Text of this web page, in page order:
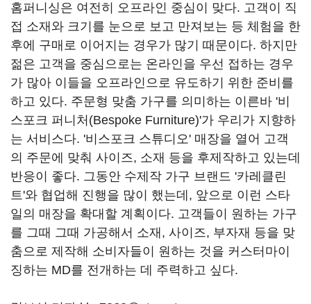
홈퍼니싱은 여전히 오프라인 중심이 맞다. 고객이 직
접 소재와 크기를 눈으로 보고 만져보는 등 체험을 한
후에 구매로 이어지는 경우가 많기 때문이다. 하지만
젊은 고객을 중심으로는 온라인을 우선 접하는 경우
가 많아 이들을 오프라인으로 유도하기 위한 준비를
하고 있다. 주문형 맞춤 가구를 의미하는 이른바 '비
스포크 퍼니처(Bespoke Furniture)'가 우리가 지향하
는 서비스다. '비스포크 스튜디오' 매장을 열어 고객
의 주문에 맞춰 사이즈, 소재 등을 후제작하고 있는데
반응이 좋다. 그동안 수제작 가구 브랜드 '카레클린
트'와 협업해 진행을 많이 했는데, 앞으로 이런 스타
일의 매장을 확대할 계획이다. 고객들이 원하는 가구
를 그때 그때 가공해서 소재, 사이즈, 부자재 등을 맞
춤으로 제작해 소비자들이 원하는 것을 커스터마이
징하는 MD를 전개하는 데 주력하고 싶다.